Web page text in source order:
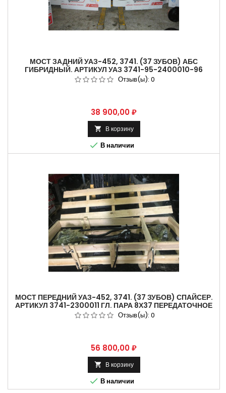
МОСТ ЗАДНИЙ УАЗ-452, 3741. (37 ЗУБОВ) АБС
ГИБРИДНЫЙ. АРТИКУЛ УАЗ 3741-95-2400010-96
Отзыв(ы): 0
Цена
38 900,00 ₽
 В корзину
 В наличии
МОСТ ПЕРЕДНИЙ УАЗ-452, 3741. (37 ЗУБОВ) СПАЙСЕР.
АРТИКУЛ 3741-2300011 ГЛ. ПАРА 8Х37 ПЕРЕДАТОЧНОЕ
ЧИСЛО 4,625. 3741-2300011-94-20
Отзыв(ы): 0
Цена
56 800,00 ₽
 В корзину
 В наличии